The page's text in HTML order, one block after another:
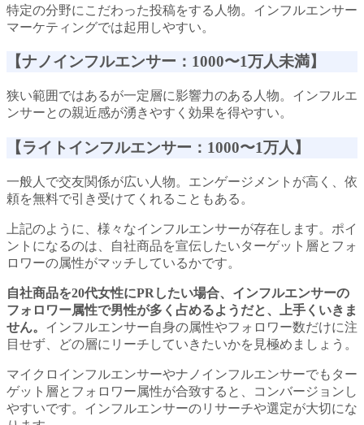
特定の分野にこだわった投稿をする人物。インフルエンサー
マーケティングでは起用しやすい。
【ナノインフルエンサー：1000〜1万人未満】
狭い範囲ではあるが一定層に影響力のある人物。インフルエ
ンサーとの親近感が湧きやすく効果を得やすい。
【ライトインフルエンサー：1000〜1万人】
一般人で交友関係が広い人物。エンゲージメントが高く、依
頼を無料で引き受けてくれることもある。
上記のように、様々なインフルエンサーが存在します。ポイ
ントになるのは、自社商品を宣伝したいターゲット層とフォ
ロワーの属性がマッチしているかです。
自社商品を20代女性にPRしたい場合、インフルエンサーの
フォロワー属性で男性が多く占めるようだと、上手くいきま
せん。 インフルエンサー自身の属性やフォロワー数だけに注
目せず、どの層にリーチしていきたいかを見極めましょう。
マイクロインフルエンサーやナノインフルエンサーでもター
ゲット層とフォロワー属性が合致すると、コンバージョンし
やすいです。インフルエンサーのリサーチや選定が大切にな